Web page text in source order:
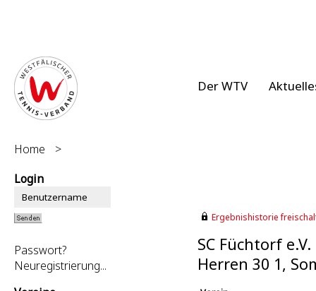
Der WTV
Home
>
Login
Passwort?
Neuregistrierung...
Ergebnishistorie
SC Füchtorf e.V.
Herren 30 1,